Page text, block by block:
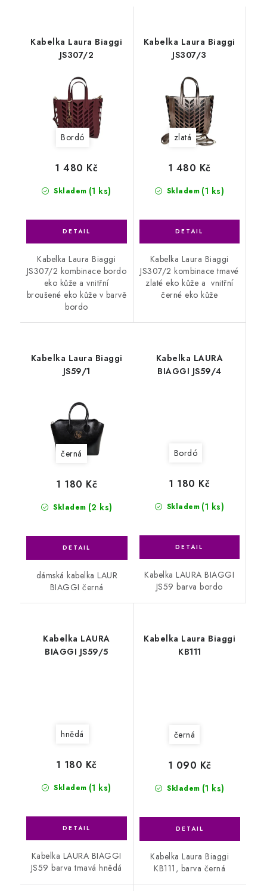
Kabelka Laura Biaggi
JS307/2
Bordó
Skladem (1 ks)
1 480 Kč
Kabelka Laura Biaggi
JS307/2 kombinace bordo
eko kůže a vnitřní
broušené eko kůže v barvě
bordo
Kabelka Laura Biaggi
JS307/3
zlatá
Skladem (1 ks)
1 480 Kč
Kabelka Laura Biaggi
JS307/2 kombinace tmavé
zlaté eko kůže a vnitřní
černé eko kůže
Kabelka Laura Biaggi
JS59/1
černá
Skladem (2 ks)
1 180 Kč
dámská kabelka LAUR
BIAGGI černá
Kabelka LAURA
BIAGGI JS59/4
Bordó
Skladem (1 ks)
1 180 Kč
Kabelka LAURA BIAGGI
JS59 barva bordo
Kabelka LAURA
BIAGGI JS59/5
hnědá
Skladem (1 ks)
1 180 Kč
Kabelka LAURA BIAGGI
JS59 barva tmavá hnědá
Kabelka Laura Biaggi
KB111
černá
Skladem (1 ks)
1 090 Kč
Kabelka Laura Biaggi
KB111, barva černá